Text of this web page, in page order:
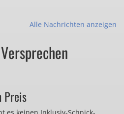
Alle Nachrichten anzeigen
Preis